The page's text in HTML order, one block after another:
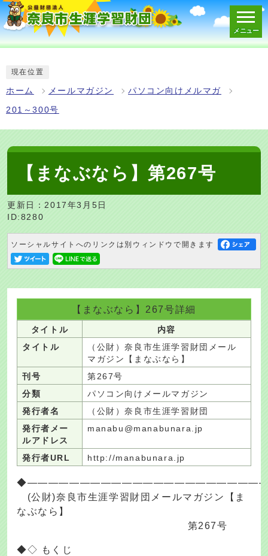
メニュー
現在位置
ホーム メールマガジン パソコン向けメルマガ
201～300号
【まなぶなら】第267号
更新日：2017年3月5日
ID:8280
ソーシャルサイトへのリンクは別ウィンドウで開きます
【まなぶなら】267号詳細
タイトル
内容
タイトル
（公財）奈良市生涯学習財団メール
マガジン【まなぶなら】
刊号
第267号
分類
パソコン向けメールマガジン
発行者名
（公財）奈良市生涯学習財団
発行者メー
ルアドレス
manabu@manabunara.jp
発行者URL http://manabunara.jp
(公財)奈良市生涯学習財団メールマガジン【ま
なぶなら】
第267号
◆◇ もくじ